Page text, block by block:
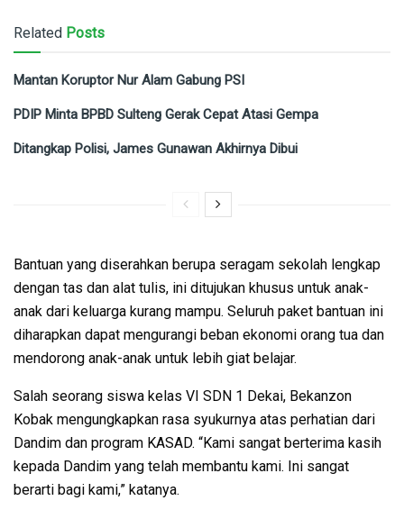
Related Posts
Mantan Koruptor Nur Alam Gabung PSI
PDIP Minta BPBD Sulteng Gerak Cepat Atasi Gempa
Ditangkap Polisi, James Gunawan Akhirnya Dibui
Bantuan yang diserahkan berupa seragam sekolah lengkap
dengan tas dan alat tulis, ini ditujukan khusus untuk anak-
anak dari keluarga kurang mampu. Seluruh paket bantuan ini
diharapkan dapat mengurangi beban ekonomi orang tua dan
mendorong anak-anak untuk lebih giat belajar.
Salah seorang siswa kelas VI SDN 1 Dekai, Bekanzon
Kobak mengungkapkan rasa syukurnya atas perhatian dari
Dandim dan program KASAD. “Kami sangat berterima kasih
kepada Dandim yang telah membantu kami. Ini sangat
berarti bagi kami,” katanya.